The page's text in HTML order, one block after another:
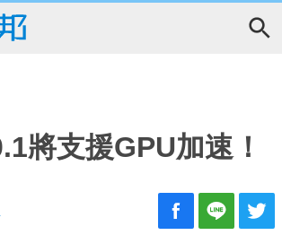
將支援GPU加速！